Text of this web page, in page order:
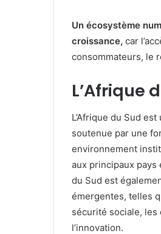
Un écosystème
croissance, car
consommateurs, le
L’Afrique
L’Afrique du Sud
soutenue par une
environnement
aux principaux pays
du Sud est
émergentes, telles
sécurité sociale, les
l’innovation.